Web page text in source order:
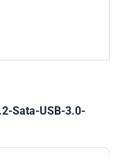
Sata-USB-3.0-